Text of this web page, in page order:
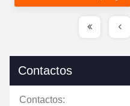
Contactos
Contactos: